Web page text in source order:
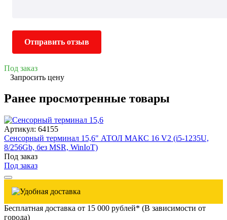
Отправить отзыв
Под заказ
Запросить цену
Ранее просмотренные товары
Артикул: 64155
Сенсорный терминал 15,6" АТОЛ МАКС 16 V2 (i5-1235U,
8/256Gb, без MSR, WinIoT)
Под заказ
Под заказ
Бесплатная доставка от 15 000 рублей* (В зависимости от
города)